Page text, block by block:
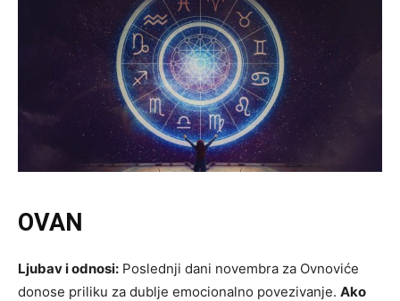
OVAN
Ljubav i odnosi: Poslednji dani novembra za Ovnoviće
donose priliku za dublje emocionalno povezivanje. Ako